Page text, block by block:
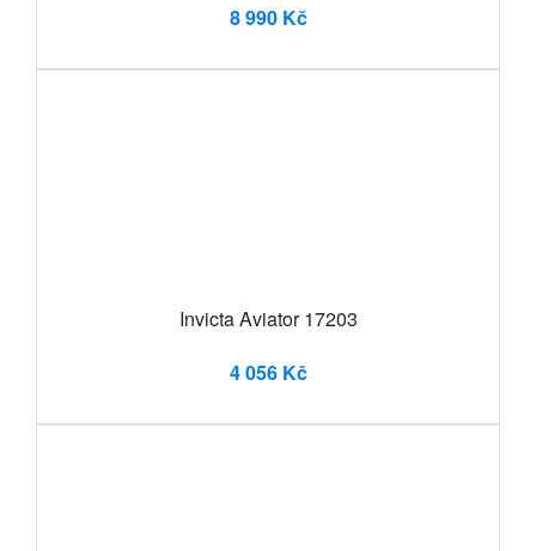
8 990 Kč
Invicta Aviator 17203
4 056 Kč